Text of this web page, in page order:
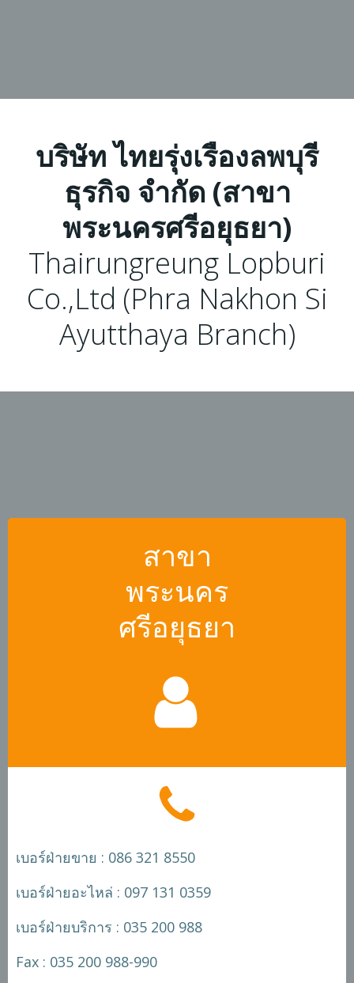
บริษัท ไทยรุ่งเรืองลพบุรี
ธุรกิจ จำกัด (สาขา
พระนครศรีอยุธยา)
Thairungreung Lopburi
Co.,Ltd (Phra Nakhon Si
Ayutthaya Branch)
สาขา
พระนคร
ศรีอยุธยา
เบอร์ฝ่ายขาย : 086 321 8550
เบอร์ฝ่ายอะไหล่ : 097 131 0359
เบอร์ฝ่ายบริการ : 035 200 988
Fax : 035 200 988-990